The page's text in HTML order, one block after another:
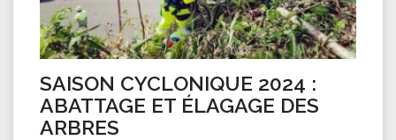
SAISON CYCLONIQUE 2024 :
ABATTAGE ET ÉLAGAGE DES
ARBRES